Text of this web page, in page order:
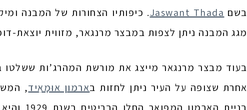
בשם Jaswant Thada. כיפותיו הצחורות של המבנה
מגג המבנה ניתן לצפות במבצר מרנגאר, מזווית יוצאת-
אחרת שצופה על העיר ניתן לחזות בארמון אוּמָאִיד,